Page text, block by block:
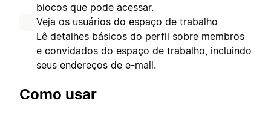
blocos que pode acessar.
Veja os usuários do espaço de trabalho
Lê detalhes básicos do perfil sobre membros
e convidados do espaço de trabalho, incluindo
seus endereços de e-mail.
Como usar